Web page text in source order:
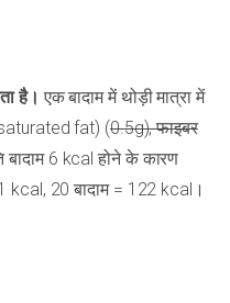
है। एक बादाम में थोड़ी मात्रा में
fat) (0.5g), फाइबर
बादाम 6 kcal होने के कारण
kcal, 20 बादाम = 122 kcal।